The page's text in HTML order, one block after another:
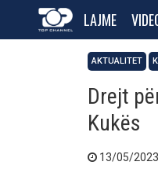
LAJME
AKTUALITET
Drejt
Kukës
13/05/